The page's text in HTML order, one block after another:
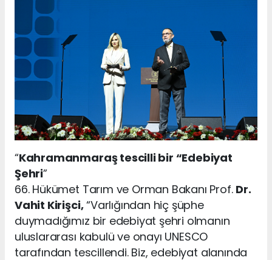
“Kahramanmaraş tescilli bir “Edebiyat
Şehri”
66. Hükümet Tarım ve Orman Bakanı Prof. Dr.
Vahit Kirişci,“Varlığından hiç şüphe
duymadığımız bir edebiyat şehri olmanın
uluslararası kabulü ve onayı UNESCO
tarafından tescillendi. Biz, edebiyat alanında